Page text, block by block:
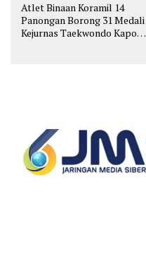
Atlet Binaan Koramil 14
Panongan Borong 31 Medali
Kejurnas Taekwondo Kapolri